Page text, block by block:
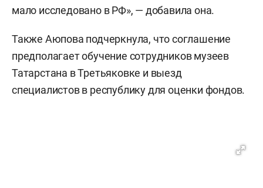
мало исследовано в РФ», — добавила она.
Также Аюпова подчеркнула, что соглашение
предполагает обучение сотрудников музеев
Татарстана в Третьяковке и выезд
специалистов в республику для оценки фондов.